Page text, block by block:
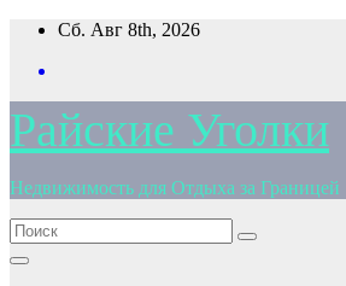
Перейти
содержимому
Сб. Авг 8th, 2026
Райские Уголки
Недвижимость для Отдыха за Границей